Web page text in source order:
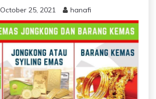
October 25, 2021 hanafi